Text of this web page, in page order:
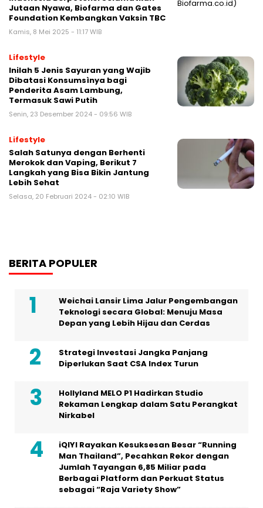
Jutaan Nyawa, Biofarma dan Gates
Foundation Kembangkan Vaksin TBC
Kamis, 8 Mei 2025 - 11:17 WIB
Lifestyle
Inilah 5 Jenis Sayuran yang Wajib
Dibatasi Konsumsìnya bagi
Penderita Asam Lambung,
Termasuk Sawi Putih
Senin, 23 Desember 2024 - 09:56 WIB
Lifestyle
Salah Satunya dengan Berhenti
Merokok dan Vaping, Berikut 7
Langkah yang Bisa Bikin Jantung
Lebih Sehat
Selasa, 20 Februari 2024 - 02:10 WIB
BERITA POPULER
Weichai Lansir Lima Jalur Pengembangan
Teknologi secara Global: Menuju Masa
Depan yang Lebih Hijau dan Cerdas
Strategi Investasi Jangka Panjang
Diperlukan Saat CSA Index Turun
Hollyland MELO P1 Hadirkan Studio
Rekaman Lengkap dalam Satu Perangkat
Nirkabel
iQIYI Rayakan Kesuksesan Besar “Running
Man Thailand”, Pecahkan Rekor dengan
Jumlah Tayangan 6,85 Miliar pada
Berbagai Platform dan Perkuat Status
sebagai “Raja Variety Show”